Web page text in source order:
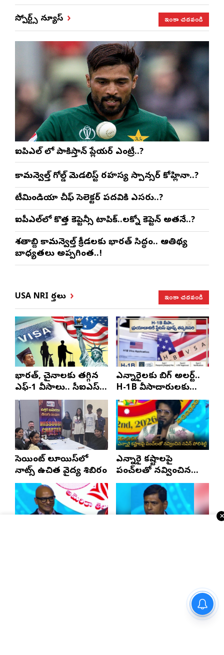
స్పోర్ట్స్ న్యూస్ ఇంకా చదవండి
ఐపిఎల్ లో పాకిస్తాన్ ప్లేయర్ ఎంట్రీ..?
కామన్వెల్త్ గోల్డ్ మెడలిస్ట్ రహస్య స్పాన్సర్ కోహ్లినా..?
టీమిండియా చీఫ్ సెలెక్టర్ పదవికి ఎసరు..?
ఐపీఎల్‌లో కొత్త కెప్టెన్సీ టాపిక్..లక్నో కెప్టెన్ అతనే..?
శతాబ్ది కామన్వెల్త్ క్రీడలకు భారత్ సిద్ధం.. ఆతిథ్య
బాధ్యతలు అప్పగింత..!
USA NRI వార్తలు ఇంకా చదవండి
భారత్, చైనాలకు తగ్గిన
ఎఫ్-1 వీసాలు.. సీఐఎస్
నివేదిక..!
ఎన్నారైలకు బిగ్ అలర్ట్..
H-1B వీసాదారులకు
ప్రయాణ సమయంలో
స్టేటస్ ప్రూఫ్స్ తప్పనిసరి..!
సెయింట్ లూయిస్‌లో
నాట్స్ ఉచిత వైద్య శిబిరం
ఎన్నారై కష్టాలపై
పంచ్‌లతో నవ్వించిన
నవీన్ పోలిశెట్టి